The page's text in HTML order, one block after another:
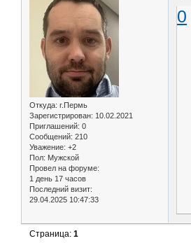
Откуда: г.Пермь
Зарегистрирован: 10.02.2021
Приглашений: 0
Сообщений: 210
Уважение: +2
Пол: Мужской
Провел на форуме:
1 день 17 часов
Последний визит:
29.04.2025 10:47:33
0
Страница:1